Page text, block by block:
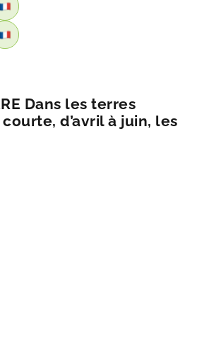
Dans les terres
d’avril à juin, les